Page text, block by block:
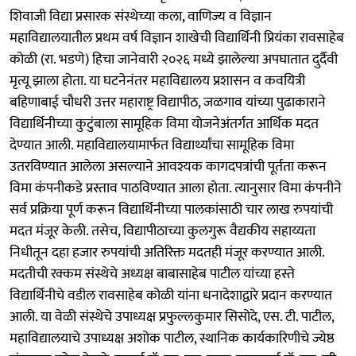
शिवाजी विद्या प्रसारक संस्थेच्या कला, वाणिज्य व विज्ञान
महाविद्यालयातील प्रथम वर्ष विज्ञान शाखेची विद्यार्थिनी प्रियंका रावसाहेब
कोळी (रा. भडणे) हिचा जानेवारी २०२६ मध्ये झालेल्या अपघातात दुर्दैवी
मृत्यू झाला होता. या घटनेनंतर महाविद्यालय प्रशासन व कवयित्री
बहिणाबाई चौधरी उत्तर महाराष्ट्र विद्यापीठ, जळगाव यांच्या पुढाकाराने
विद्यार्थिनीच्या कुटुंबाला सामूहिक विमा योजनेअंतर्गत आर्थिक मदत
देण्यात आली. महाविद्यालयामार्फत विद्यार्थ्यांचा सामूहिक विमा
उतरविण्यात आलेला असल्याने आवश्यक कागदपत्रांची पूर्तता करून
विमा कंपनीकडे प्रस्ताव पाठविण्यात आला होता. त्यानुसार विमा कंपनीने
सर्व प्रक्रिया पूर्ण करून विद्यार्थिनीच्या पालकांसाठी चार लाख रुपयांची
मदत मंजूर केली. तसेच, विद्यापीठाच्या कुलगुरू वैद्यकीय सहाय्यता
निधीतून दहा हजार रुपयांची अतिरिक्त मदतही मंजूर करण्यात आली.
मदतीची रक्कम संस्थेचे अध्यक्ष बाबासाहेब पाटील यांच्या हस्ते
विद्यार्थिनीचे वडील रावसाहेब कोळी यांना धनादेशाद्वारे प्रदान करण्यात
आली. या वेळी संस्थेचे उपाध्यक्ष प्रफुल्लकुमार सिसोदे, एस. टी. पाटील,
महाविद्यालयाचे उपाध्यक्ष अशोक पाटील, स्थानिक कार्यकारिणीचे ज्येष्ठ